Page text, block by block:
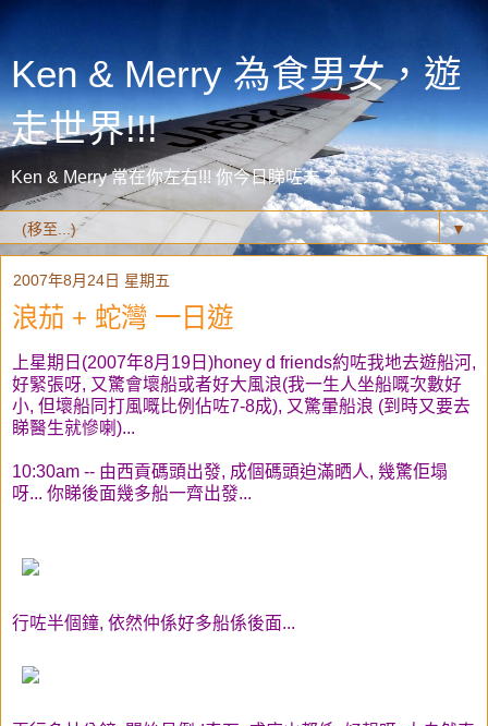
Ken & Merry 為食男女，遊
走世界!!!
Ken & Merry 常在你左右!!! 你今日睇咗未？
▼
2007年8月24日 星期五
浪茄 + 蛇灣 一日遊
上星期日(2007年8月19日)honey d friends約咗我地去遊船河,
好緊張呀, 又驚會壞船或者好大風浪(我一生人坐船嘅次數好
小, 但壞船同打風嘅比例佔咗7-8成), 又驚暈船浪 (到時又要去
睇醫生就慘喇)...
10:30am -- 由西貢碼頭出發, 成個碼頭迫滿晒人, 幾驚佢塌
呀... 你睇後面幾多船一齊出發...
行咗半個鐘, 依然仲係好多船係後面...